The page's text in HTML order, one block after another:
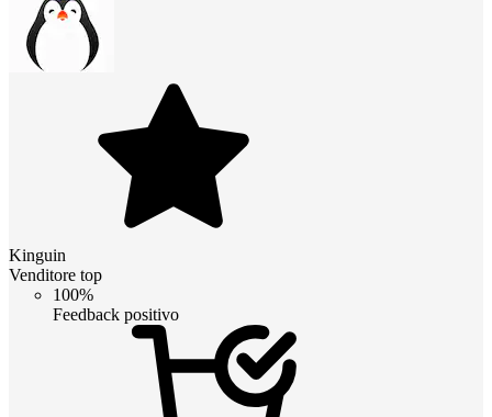
Kinguin
Venditore top
100%
Feedback positivo